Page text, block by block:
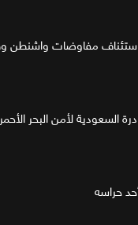
السعودية لأمن البحر الأحمر
حراسه